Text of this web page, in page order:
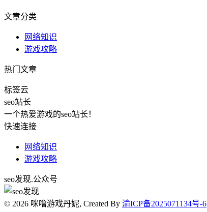
文章分类
网络知识
游戏攻略
热门文章
标签云
seo站长
一个热爱游戏的seo站长！
快速连接
网络知识
游戏攻略
seo发现.公众号
© 2026 咪噜游戏丹妮, Created By 渝ICP备2025071134号-6